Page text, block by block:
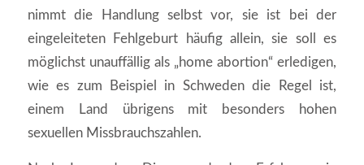
nimmt die Handlung selbst vor, sie ist bei der
eingeleiteten Fehlgeburt häufig allein, sie soll es
möglichst unauffällig als „home abortion“ erledigen,
wie es zum Beispiel in Schweden die Regel ist,
einem Land übrigens mit besonders hohen
sexuellen Missbrauchszahlen.